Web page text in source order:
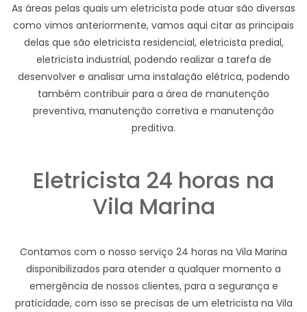
As áreas pelas quais um eletricista pode atuar são diversas
como vimos anteriormente, vamos aqui citar as principais
delas que são eletricista residencial, eletricista predial,
eletricista industrial, podendo realizar a tarefa de
desenvolver e analisar uma instalação elétrica, podendo
também contribuir para a área de manutenção
preventiva, manutenção corretiva e manutenção
preditiva.
Eletricista 24 horas na
Vila Marina
Contamos com o nosso serviço 24 horas na Vila Marina
disponibilizados para atender a qualquer momento a
emergência de nossos clientes, para a segurança e
praticidade, com isso se precisas de um eletricista na Vila